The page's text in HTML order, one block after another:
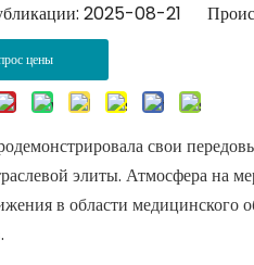
2025-08-21
цены
свои
элиты. Атмосфера на
в области медицинского